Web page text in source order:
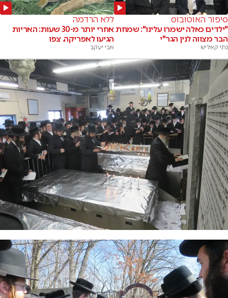
סיפור האוטובוס
"ילדים כאלה ישמרו עלינו": שמחת
הבר מצווה לנין הגר"י
נתי קאליש
ללא הרדמה
אחרי יותר מ-30 שעות: האריות
הגיעו לאפריקה. צפו
אבי יעקב